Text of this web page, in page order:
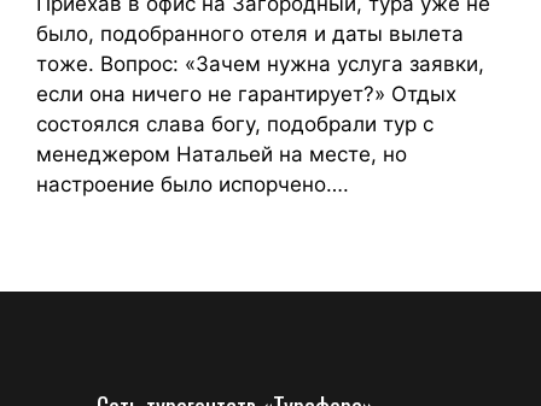
было, подобранного отеля и даты вылета
тоже. Вопрос: «Зачем нужна услуга заявки,
если она ничего не гарантирует?» Отдых
состоялся слава богу, подобрали тур с
менеджером Натальей на месте, но
настроение было испорчено….